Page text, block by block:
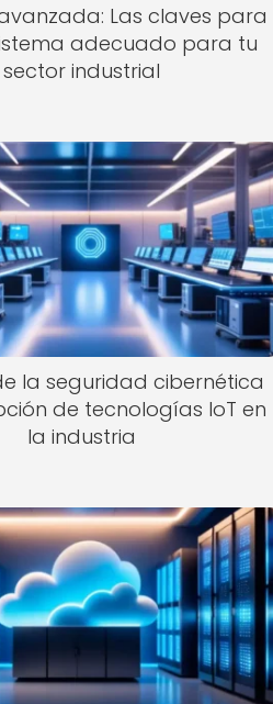
Las claves para
adecuado para tu
sector industrial
la seguridad cibernética
de tecnologías IoT en
la industria